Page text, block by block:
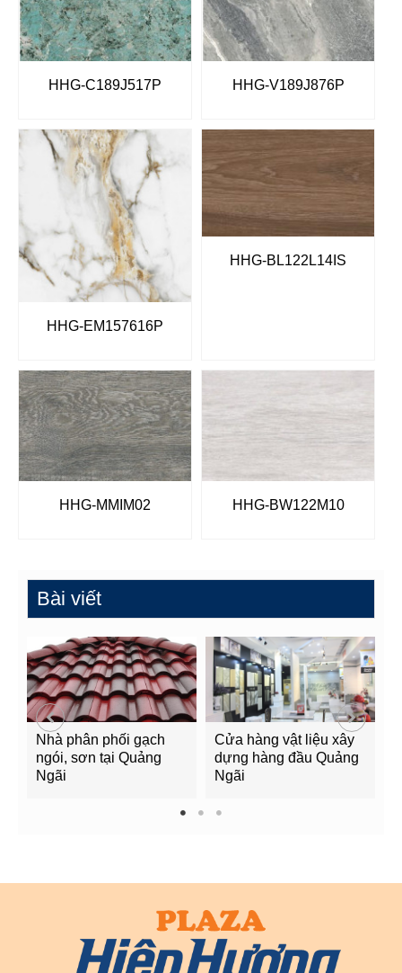
HHG-C189J517P HHG-V189J876P
HHG-EM157616P
HHG-BL122L14IS
HHG-MMIM02 HHG-BW122M10
Bài viết
Nhà phân phối gạch
ngói, sơn tại Quảng
Ngãi
Cửa hàng vật liệu xây
dựng hàng đầu Quảng
Ngãi
1 2 3